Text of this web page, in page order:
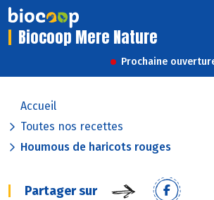
Biocoop Mere Nature
Prochaine
Accueil
Toutes nos recettes
Houmous de haricots rouges
Partager sur